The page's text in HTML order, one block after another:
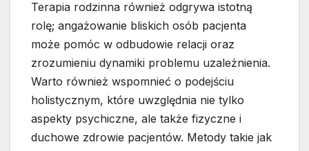
Terapia rodzinna również odgrywa istotną
rolę; angażowanie bliskich osób pacjenta
może pomóc w odbudowie relacji oraz
zrozumieniu dynamiki problemu uzależnienia.
Warto również wspomnieć o podejściu
holistycznym, które uwzględnia nie tylko
aspekty psychiczne, ale także fizyczne i
duchowe zdrowie pacjentów. Metody takie jak